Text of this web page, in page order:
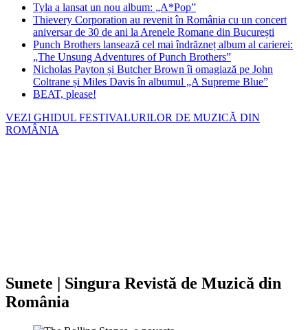
Tyla a lansat un nou album: „A*Pop”
Thievery Corporation au revenit în România cu un concert
aniversar de 30 de ani la Arenele Romane din București
Punch Brothers lansează cel mai îndrăzneț album al carierei:
„The Unsung Adventures of Punch Brothers”
Nicholas Payton și Butcher Brown îi omagiază pe John
Coltrane și Miles Davis în albumul „A Supreme Blue”
BEAT, please!
VEZI GHIDUL FESTIVALURILOR DE MUZICĂ DIN
ROMÂNIA
Sunete | Singura Revistă de Muzică din
România